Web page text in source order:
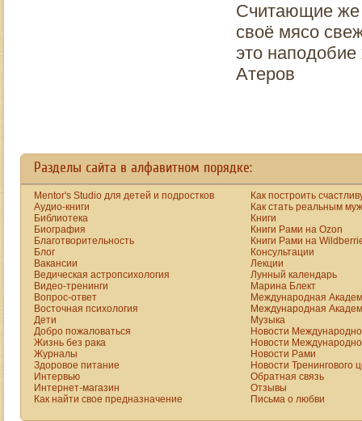
Считающие же
своё мясо
это
Атеров
Разделы сайта в алфавитном порядке:
Mentor's Studio для детей и подростков
Аудио-книги
Библиотека
Биография
Благотворительность
Блог
Вакансии
Ведическая астропсихология
Видео-тренинги
Вопрос-ответ
Восточная психология
Дети
Добро пожаловаться
Жизнь без рака
Журналы
Здоровое питание
Интервью
Интернет-магазин
Как найти свое предназначение
Как построить
Как стать реальным
Книги
Книги Рами на Ozon
Книги Рами на
Консультации
Лекции
Лунный календарь
Марина Блект
Международная
Международная
Музыка
Новости
Новости
Новости Рами
Новости Тренингового
Обратная связь
Отзывы
Письма о любви